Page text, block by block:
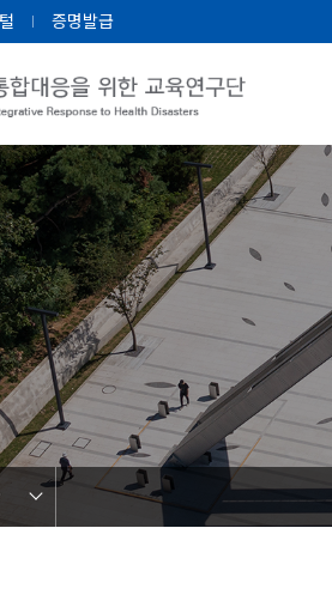
증명발급